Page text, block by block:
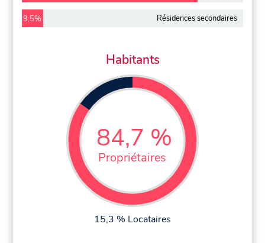
9,5% Résidences secondaires
Habitants
84,7 %
Propriétaires
15,3 % Locataires